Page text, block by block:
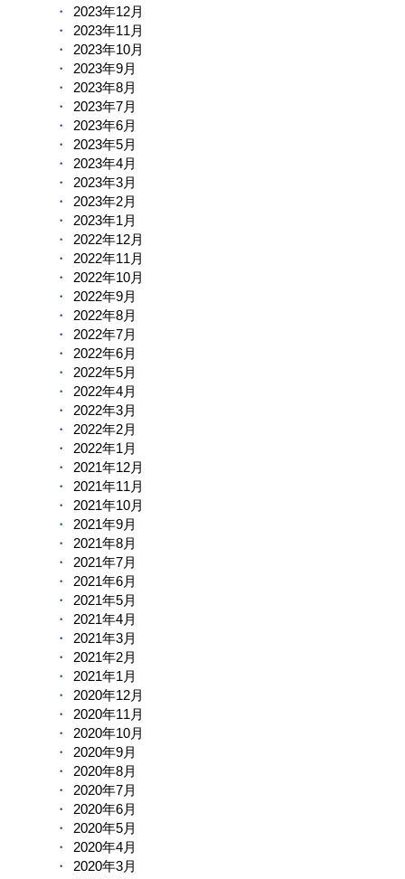
2023年12月
2023年11月
2023年10月
2023年9月
2023年8月
2023年7月
2023年6月
2023年5月
2023年4月
2023年3月
2023年2月
2023年1月
2022年12月
2022年11月
2022年10月
2022年9月
2022年8月
2022年7月
2022年6月
2022年5月
2022年4月
2022年3月
2022年2月
2022年1月
2021年12月
2021年11月
2021年10月
2021年9月
2021年8月
2021年7月
2021年6月
2021年5月
2021年4月
2021年3月
2021年2月
2021年1月
2020年12月
2020年11月
2020年10月
2020年9月
2020年8月
2020年7月
2020年6月
2020年5月
2020年4月
2020年3月